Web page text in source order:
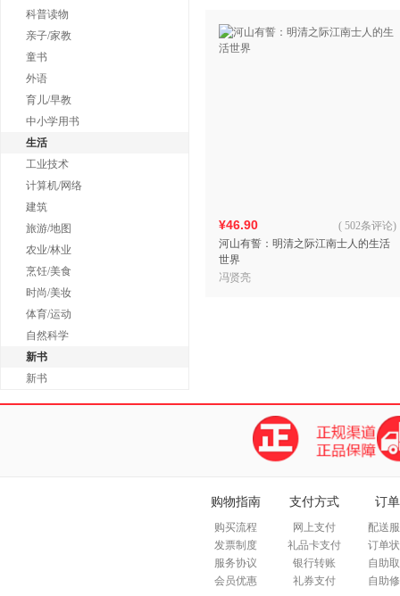
科普读物
亲子/家教
童书
外语
育儿/早教
中小学用书
生活
工业技术
计算机/网络
建筑
旅游/地图
农业/林业
烹饪/美食
时尚/美妆
体育/运动
自然科学
新书
新书
¥46.90
河山有誓：明清之际江南士人的生活
世界
( 502条评论)
冯贤亮
购物指南
购买流程
发票制度
服务协议
会员优惠
支付方式
网上支付
礼品卡支付
银行转账
礼券支付
订
配送
订单
自助
自助